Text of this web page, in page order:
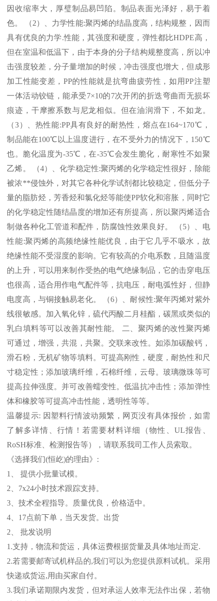
因收缩率大，厚璧制品易凹陷。制品表面光泽好，易于着
色。 （2）、力学性能:聚丙烯的结晶度高，结构规整，因而
具有优良的力学.性能，其强度和硬度，弹性都比HDPE高，
但在室温和低温下，由于本身的分子结构规整度高，所以冲
击强度较差，分子量增加的时候，冲击强度也增大，但成形
加工性能变差， PP的性能就是抗弯曲疲劳性，如用PP注塑
一体活动铰链，能承受7×10的7次开闭的折迭弯曲而无损坏
痕迹，干摩擦系数与尼龙相似。但在油润滑下，不如龙。
（3）、热性能:PP具有良好的耐热性，熔点在164~170℃ ，
制品能在100℃ 以上温度进行，在不受外力的情况下， 150℃
也。脆化温度为-35℃ ，在-35℃会发生脆化，耐寒性不如聚
乙烯。 （4）、化学稳定性:聚丙烯的化学稳定性很好，除能
被浓**侵蚀外，对其它各种化学试剂都比较稳定，但低分子
量的脂肪烃，芳香烃和氯化烃等能使PP软化和溶胀，同时它
的化学稳定性随结晶度的增加还有所提高，所以聚丙烯适合
制做各种化工管道和配件，防腐蚀性效果良好。 （5）、电
性能:聚丙烯的高频绝缘性能优良，由于它几乎不吸水，故
绝缘性能不受湿度的影响。它有较高的介电系数，且随温度
的上升，可以用来制作受热的电气绝缘制品，它的击穿电压
也很高，适合用作电气配件等，抗电压，耐电弧性好，但静
电度高，与铜接触易老化。 （6）、耐候性:聚年丙烯对紫外
线很敏感。加入氧化锌，硫代丙酸二月桂酯，碳黑或类似的
乳白填料等可以改善其耐性能。 二、聚丙烯的改性聚丙烯
可通过，增强，共混，共聚。交联来改性。如添加碳酸钙，
滑石粉，无机矿物等填料。可提高刚性，硬度，耐热性和尺
寸稳定性；添加玻璃纤维，石棉纤维，云母。玻璃微珠等可
提高拉伸强度。并可改善蠕变性。低温抗冲击性；添加弹性
体和橡胶等可提高冲击性能，透明性等等。
温馨提示: 因塑料行情波动频繁，网页没有具体报价，如需
了解多详情、行情！若需要材料详细（物性、 UL报告、
RoSH标准、检测报告等），请联系我司工作人员索取。
《选择我们(恒屹)的理由》 :
1
、 提供小批量试模。
2
7x24小时技术跟踪支持。
3 、技术全程指导。质量优良，价格适中。
4
17点前下单，当天发货。出货
2 、 批发说明
1.支持，物流和货运，具体运费根据货量及具体地址而定.
2.若需要邮寄试机样品的,我们可以为您提供原料试机。采用
快递或货运,用由买家自付。
3.我们承诺期限内发货，但对承运人效率无法作出保，若物